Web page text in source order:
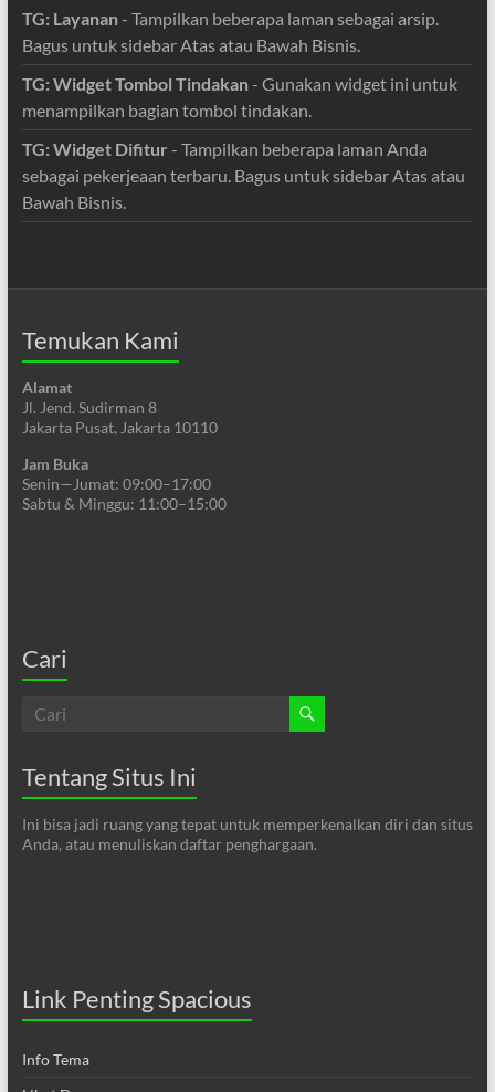
TG: Layanan- Tampilkan beberapa laman sebagai arsip.
Bagus untuk sidebar Atas atau Bawah Bisnis.
TG: Widget Tombol Tindakan- Gunakan widget ini untuk
menampilkan bagian tombol tindakan.
TG: Widget Difitur - Tampilkan beberapa laman Anda
sebagai pekerjeaan terbaru. Bagus untuk sidebar Atas atau
Bawah Bisnis.
Temukan Kami
Alamat
Jl. Jend. Sudirman 8
Jakarta Pusat, Jakarta 10110
Jam Buka
Senin—Jumat: 09:00–17:00
Sabtu & Minggu: 11:00–15:00
Cari
Tentang Situs Ini
Ini bisa jadi ruang yang tepat untuk memperkenalkan diri dan situs
Anda, atau menuliskan daftar penghargaan.
Link Penting Spacious
Info Tema